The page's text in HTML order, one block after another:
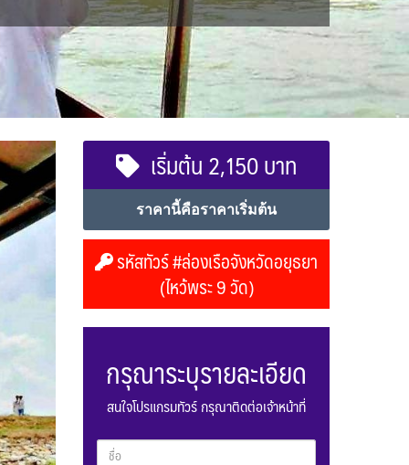
เริ่มต้น 2,150 บาท
ราคานี้คือราคาเริ่มต้น
รหัสทัวร์ #ล่องเรือจังหวัดอยุธยา
(ไหว้พระ 9 วัด)
กรุณาระบุรายละเอียด
สนใจโปรแกรมทัวร์ กรุณาติดต่อเจ้าหน้าที่